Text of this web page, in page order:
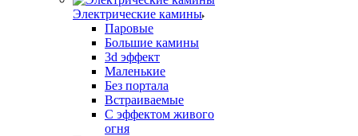
Электрические камины
Паровые
Большие камины
3d эффект
Маленькие
Без портала
Встраиваемые
С эффектом живого
огня